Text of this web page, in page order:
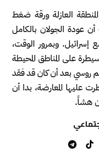
العازلة ورقة ضغط
أن عودة الجولان بالكامل
وبمرور الوقت،
على المناطق المحيطة
العازلة في عام 2018 بدعم روسي بعد أن كان قد فقد
المعارضة، بدا أن
هشاً.